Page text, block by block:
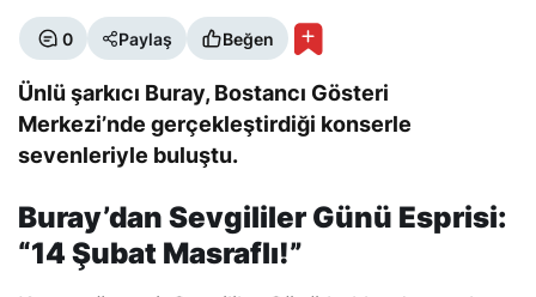
0 Paylaş Beğen
Ünlü şarkıcı Buray, Bostancı Gösteri
Merkezi’nde gerçekleştirdiği konserle
sevenleriyle buluştu.
Buray’dan Sevgililer Günü Esprisi:
“14 Şubat Masraflı!”